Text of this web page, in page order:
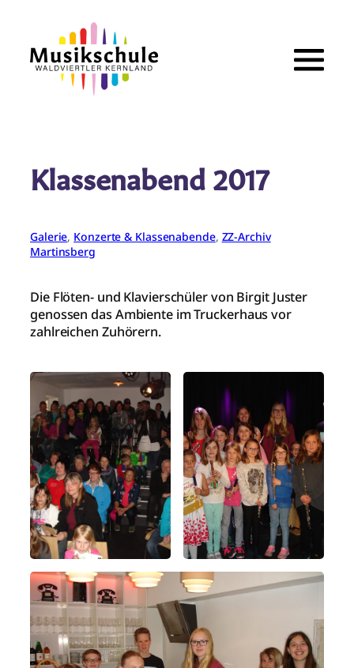
springen
Klassenabend 2017
Galerie, Konzerte & Klassenabende, ZZ-Archiv
Martinsberg
Die Flöten- und Klavierschüler von Birgit Juster
genossen das Ambiente im Truckerhaus vor
zahlreichen Zuhörern.